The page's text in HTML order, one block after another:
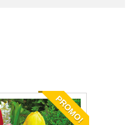
PROMO!